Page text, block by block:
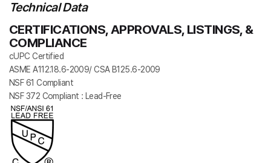
Technical Data
CERTIFICATIONS, APPROVALS, LISTINGS, &
COMPLIANCE
cUPC Certified
ASME A112.18.6-2009/ CSA B125.6-2009
NSF 61 Compliant
NSF 372 Compliant : Lead-Free